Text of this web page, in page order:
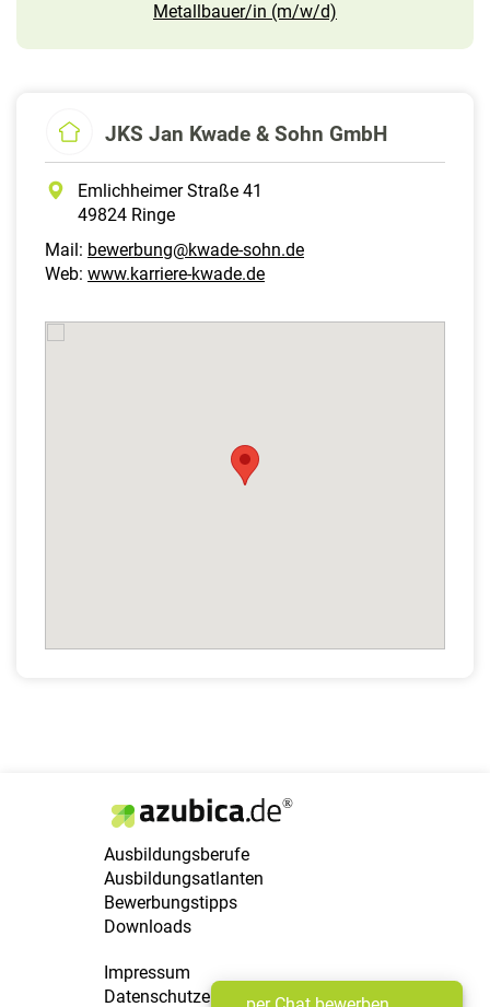
Metallbauer/in (m/w/d)
JKS Jan Kwade & Sohn GmbH
Emlichheimer Straße 41
49824 Ringe
Mail: bewerbung@kwade-sohn.de
Web: www.karriere-kwade.de
Ausbildungsberufe
Ausbildungsatlanten
Bewerbungstipps
Downloads
Impressum
Datenschutzerklärung